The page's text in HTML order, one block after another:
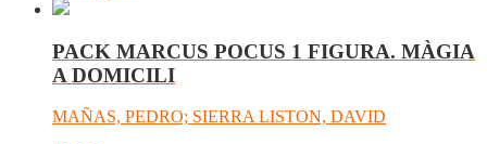
PACK MARCUS POCUS 1 FIGURA. MÀGIA
A DOMICILI
MAÑAS, PEDRO; SIERRA LISTON, DAVID